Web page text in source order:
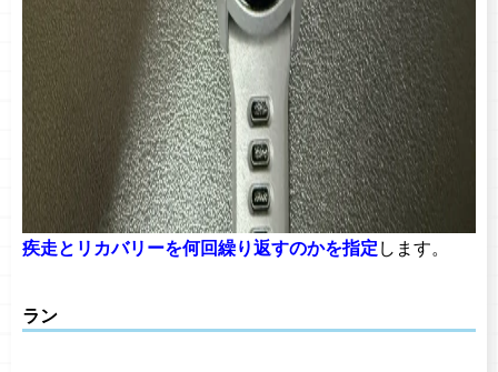
疾走とリカバリーを何回繰り返すのかを指定 します。
ラン